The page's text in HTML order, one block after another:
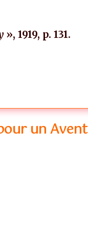
», 1919, p. 131.
un Avent